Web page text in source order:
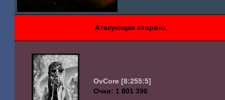
Атакующая сторона
OvCore [8:255:5]
Очки: 1 801 396